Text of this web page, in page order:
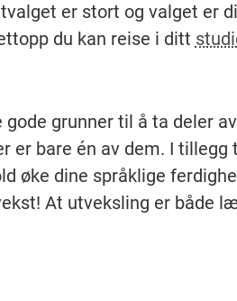
er stort og valget er
du kan reise i ditt
gode grunner til å ta deler
er bare én av dem. I
øke dine språklige
At utveksling er både